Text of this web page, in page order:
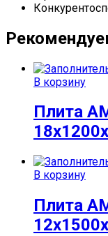
В корзину
Плита
В корзину
Плита